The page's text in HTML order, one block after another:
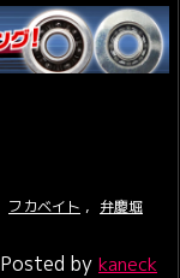
フカベイト , 弁慶堀
Posted by kaneck